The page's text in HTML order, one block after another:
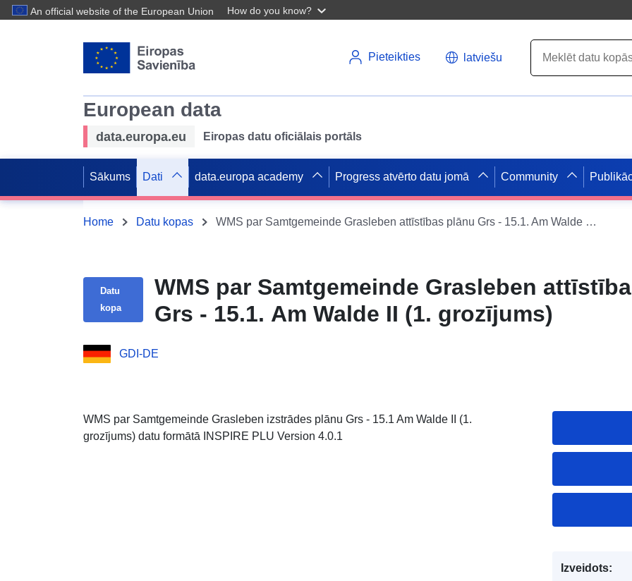
An official website of the European Union How do you know?
Pieteikties latviešu
European data
data.europa.eu Eiropas datu oficiālais portāls
Sākums Dati data.europa academy Progress atvērto datu jomā Community
Home Datu kopas WMS par Samtgemeinde Grasleben attīstības plānu Grs - 15.1. Am Walde II (1. grozījums)
Datu
kopa
WMS par Samtgemeinde Grasleben
Grs - 15.1. Am Walde II (1. grozījums)
GDI-DE
WMS par Samtgemeinde Grasleben izstrādes plānu Grs - 15.1 Am Walde II (1.
grozījums) datu formātā INSPIRE PLU Version 4.0.1
Izveidots: